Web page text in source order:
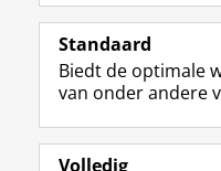
Deel dit Facebook
Standaard
Biedt de optimale
van onder andere
Volledig